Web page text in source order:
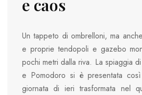
e caos
Un tappeto di ombrelloni, ma
e proprie tendopoli e gazebo
pochi metri dalla riva. La spiaggia
e Pomodoro si è presentata
giornata di ieri trasformata nel